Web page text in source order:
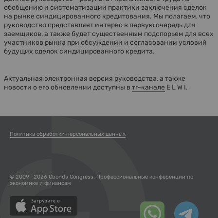
обобщению и систематизации практики заключения сделок
на рынке синдицированного кредитования. Мы полагаем, что
руководство представляет интерес в первую очередь для
заемщиков, а также будет существенным подспорьем для всех
участников рынка при обсуждении и согласовании условий
будущих сделок синдицированного кредита.
Актуальная электронная версия руководства, а также
новости о его обновлении доступны в тг-канале E L W I.
Политика обработки персональных данных
© 2009—2026 Cbonds Congress. Профессиональные конференции по
экономике и финансам